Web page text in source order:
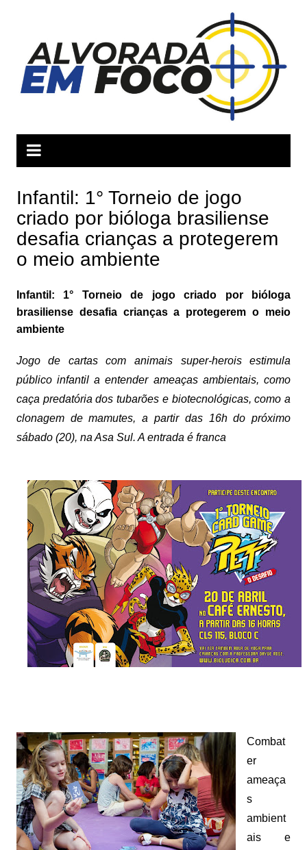
conteúdo
Infantil: 1° Torneio de jogo
criado por bióloga brasiliense
desafia crianças a protegerem
o meio ambiente
Infantil: 1° Torneio de jogo criado por bióloga
brasiliense desafia crianças a protegerem o meio
ambiente
Jogo de cartas com animais super-herois estimula
público infantil a entender ameaças ambientais, como
caça predatória dos tubarões e biotecnológicas, como a
clonagem de mamutes, a partir das 16h do próximo
sábado (20), na Asa Sul. A entrada é franca
Combat
er
ameaça
s
ambient
ais e